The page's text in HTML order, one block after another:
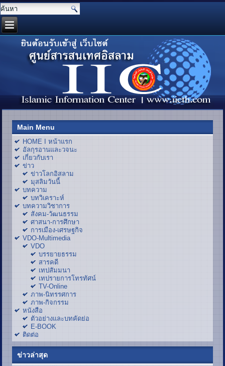
Main Menu
HOME I หน้าแรก
อัลกุรอานและวจนะ
เกี่ยวกับเรา
ข่าว
ข่าวโลกอิสลาม
มุสลิมวันนี้
บทความ
บทวิเคราะห์
บทความวิชาการ
สังคม-วัฒนธรรม
ศาสนา-การศึกษา
การเมือง-เศรษฐกิจ
VDO-Multimedia
VDO
บรรยายธรรม
สารคดี
เทปสัมมนา
เทปรายการโทรทัศน์
TV-Online
ภาพ-นิทรรศการ
ภาพ-กิจกรรม
หนังสือ
ตัวอย่างและบทคัดย่อ
E-BOOK
ติดต่อ
ข่าวล่าสุด